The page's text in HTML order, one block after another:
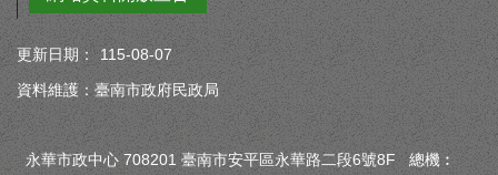
更新日期：
115-08-07
資料維護：臺南市政府民政局
永華市政中心 708201 臺南市安平區永華路二段6號8F 總機︰